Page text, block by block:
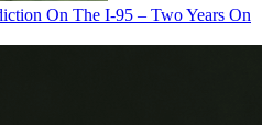
On The I-95 – Two Years On